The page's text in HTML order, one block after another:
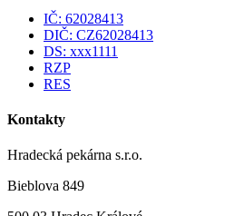
IČ: 62028413
DIČ: CZ62028413
DS: xxx1111
RZP
RES
Kontakty
Hradecká pekárna s.r.o.
Bieblova 849